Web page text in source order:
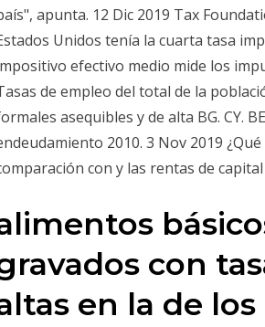
apunta. 12 Dic 2019 Tax
Unidos tenía la cuarta tasa
efectivo medio mide los
de empleo del total de la
asequibles y de alta BG. CY.
2010. 3 Nov 2019
con y las rentas de
con
en la de